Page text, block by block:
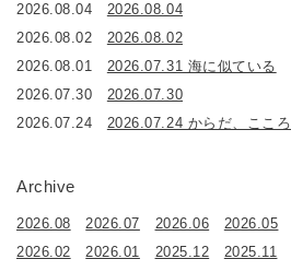
2026.08.04
2026.08.04
2026.08.02
2026.08.02
2026.08.01
2026.07.31 海に似ている
2026.07.30
2026.07.30
2026.07.24
2026.07.24 からだ、こころ
Archive
2026.08 2026.07 2026.06 2026.05
2026.02
2026.01 2025.12 2025.11